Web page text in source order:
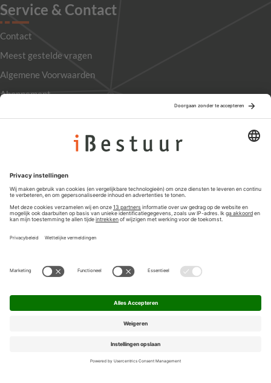
Service & Contact
Contact
Meest gestelde vragen
Algemene Voorwaarden
Abonnement
Privacyinstellingen